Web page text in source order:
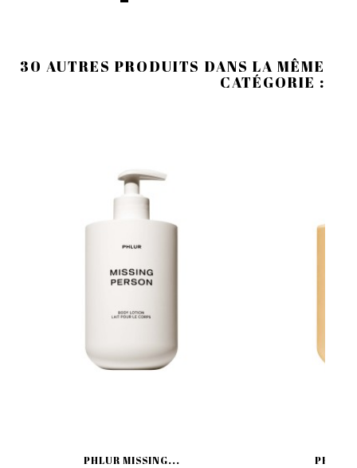
30 AUTRES PRODUITS DANS LA MÊME
CATÉGORIE :
PHLUR MISSING... PHLUR